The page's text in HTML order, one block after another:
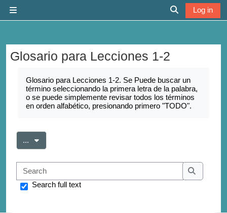
Toggle search
Log in
Glosario para Lecciones 1-2
Glosario para Lecciones 1-2. Se Puede buscar un
término seleccionando la primera letra de la palabra,
o se puede simplemente revisar todos los términos
en orden alfabético, presionando primero "TODO".
... Export entries
Search
Search
Search full text